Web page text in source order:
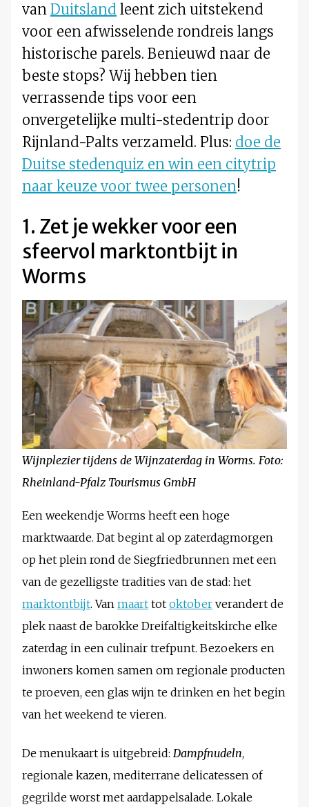
van Duitsland leent zich uitstekend
voor een afwisselende rondreis langs
historische parels. Benieuwd naar de
beste stops? Wij hebben tien
verrassende tips voor een
onvergetelijke multi-stedentrip door
Rijnland-Palts verzameld. Plus: doe de
Duitse stedenquiz en win een citytrip
naar keuze voor twee personen!
1. Zet je wekker voor een
sfeervol marktontbijt in
Worms
Wijnplezier tijdens de Wijnzaterdag in Worms. Foto:
Rheinland-Pfalz Tourismus GmbH
Een weekendje Worms heeft een hoge
marktwaarde. Dat begint al op zaterdagmorgen
op het plein rond de Siegfriedbrunnen met een
van de gezelligste tradities van de stad: het
marktontbijt. Van maart tot oktober verandert de
plek naast de barokke Dreifaltigkeitskirche elke
zaterdag in een culinair trefpunt. Bezoekers en
inwoners komen samen om regionale producten
te proeven, een glas wijn te drinken en het begin
van het weekend te vieren.
De menukaart is uitgebreid: Dampfnudeln,
regionale kazen, mediterrane delicatessen of
gegrilde worst met aardappelsalade. Lokale